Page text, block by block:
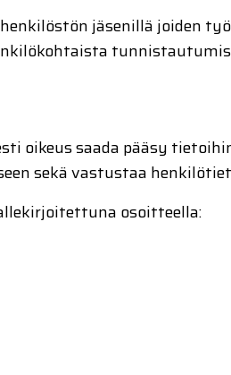
jäsenillä joiden
oikeus saada pääsy
sekä vastustaa
osoitteella: